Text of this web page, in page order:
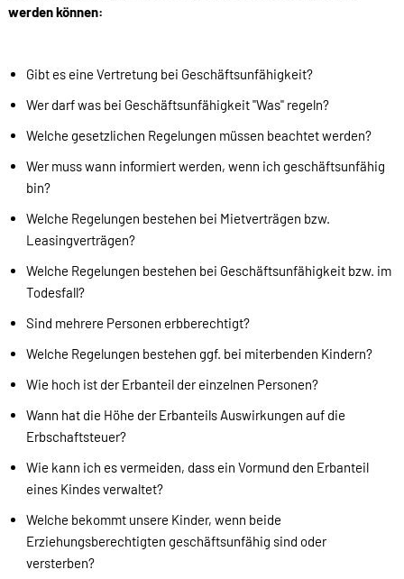
werden können:
Gibt es eine Vertretung bei Geschäftsunfähigkeit?
Wer darf was bei Geschäftsunfähigkeit "Was" regeln?
Welche gesetzlichen Regelungen müssen beachtet werden?
Wer muss wann informiert werden, wenn ich geschäftsunfähig
bin?
Welche Regelungen bestehen bei Mietverträgen bzw.
Leasingverträgen?
Welche Regelungen bestehen bei Geschäftsunfähigkeit bzw. im
Todesfall?
Sind mehrere Personen erbberechtigt?
Welche Regelungen bestehen ggf. bei miterbenden Kindern?
Wie hoch ist der Erbanteil der einzelnen Personen?
Wann hat die Höhe der Erbanteils Auswirkungen auf die
Erbschaftsteuer?
Wie kann ich es vermeiden, dass ein Vormund den Erbanteil
eines Kindes verwaltet?
Welche bekommt unsere Kinder, wenn beide
Erziehungsberechtigten geschäftsunfähig sind oder
versterben?